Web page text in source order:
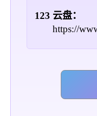
123 云盘：
https://